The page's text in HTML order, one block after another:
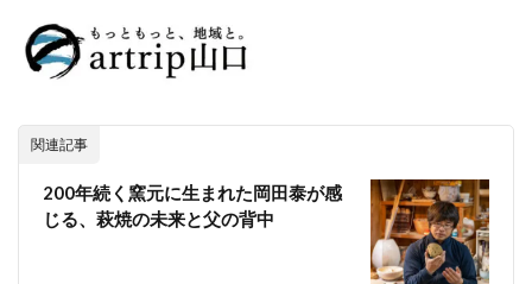
関連記事
200年続く窯元に生まれた岡田泰が感
じる、萩焼の未来と父の背中